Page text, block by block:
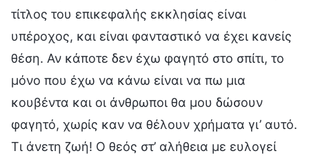
τίτλος του επικεφαλής εκκλησίας είναι
υπέροχος, και είναι φανταστικό να έχει κανείς
θέση. Αν κάποτε δεν έχω φαγητό στο σπίτι, το
μόνο που έχω να κάνω είναι να πω μια
κουβέντα και οι άνθρωποι θα μου δώσουν
φαγητό, χωρίς καν να θέλουν χρήματα γι’ αυτό.
Τι άνετη ζωή! Ο θεός στ’ αλήθεια με ευλογεί